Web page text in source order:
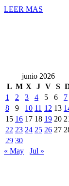
LEER MAS
junio 2026
L M X J V S
1
2 3 4 5 6
7
8
9 10 11 12 13
15 16 17 18 19 20
22 23 24 25 26 27
29 30
« May
Jul »